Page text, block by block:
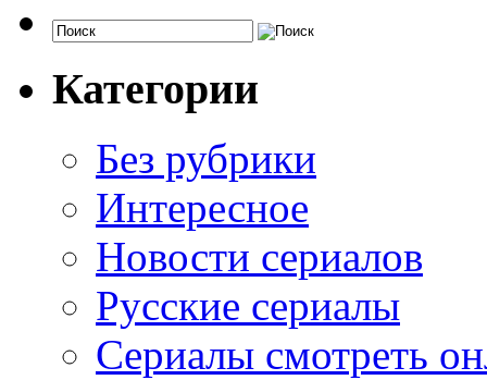
Категории
Без рубрики
Интересное
Новости сериалов
Русские сериалы
Сериалы смотреть